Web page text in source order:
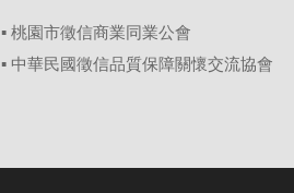
▪ 桃園市徵信商業同業公會
▪ 中華民國徵信品質保障關懷交流協會